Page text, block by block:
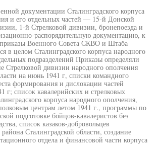
документации Сталинградского корпуса
и его отдельных частей — 15-й Донской
1-й Стрелковой дивизии, бронепоезда и
распорядительную документацию, к
приказы Военного Совета СКВО и Штаба
в целом Сталинградского корпуса народного
подразделений Приказы определяли
Стрелковой дивизии народного ополчения
на июнь 1941 г, списки командного
формирования и дислокации частей
г; список кавалерийских и стрелковых
корпуса народного ополчения,
центрам летом 1941 г., программы по
подготовке бойцов-кавалеристов без
список казаков-добровольцев
Сталинградской области, создание
отдела и финансовой части корпуса